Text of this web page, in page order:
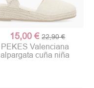
15,00 € 22,90 €
PEKES Valenciana
alpargata cuña niña